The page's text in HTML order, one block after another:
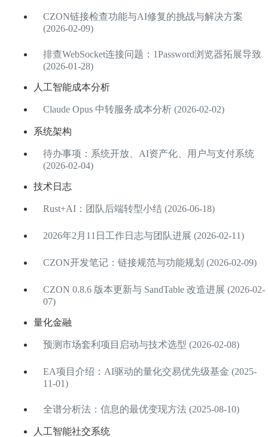
CZON链接检查功能与AI修复的挑战与解决方案
(2026-02-09)
排查WebSocket连接问题：1Password浏览器拓展导致
(2026-01-28)
人工智能成本分析
Claude Opus 中转服务成本分析 (2026-02-02)
系统架构
待办事项：系统开放、AI资产化、用户与支付系统
(2026-02-04)
技术日志
Rust+AI：团队后端转型小结 (2026-06-18)
2026年2月11日工作日志与团队进展 (2026-02-11)
CZON开发笔记：链接规范与功能规划 (2026-02-09)
CZON 0.8.6 版本更新与 SandTable 改造进展 (2026-02-
07)
量化金融
预测市场套利项目启动与技术选型 (2026-02-08)
EA项目介绍：AI驱动的量化交易优先级基金 (2025-
11-01)
全谱分析法：信息的最优变现方法 (2025-08-10)
人工智能社交系统